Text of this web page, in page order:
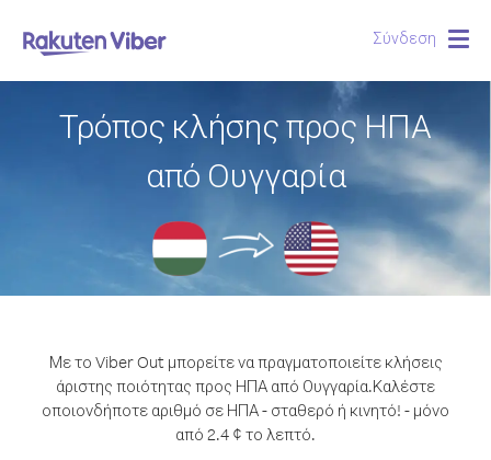
Σύνδεση
Τρόπος κλήσης προς ΗΠΑ
από Ουγγαρία
Με το Viber Out μπορείτε να πραγματοποιείτε κλήσεις
άριστης ποιότητας προς ΗΠΑ από Ουγγαρία.Καλέστε
οποιονδήποτε αριθμό σε ΗΠΑ - σταθερό ή κινητό! - μόνο
από 2.4 ¢ το λεπτό.